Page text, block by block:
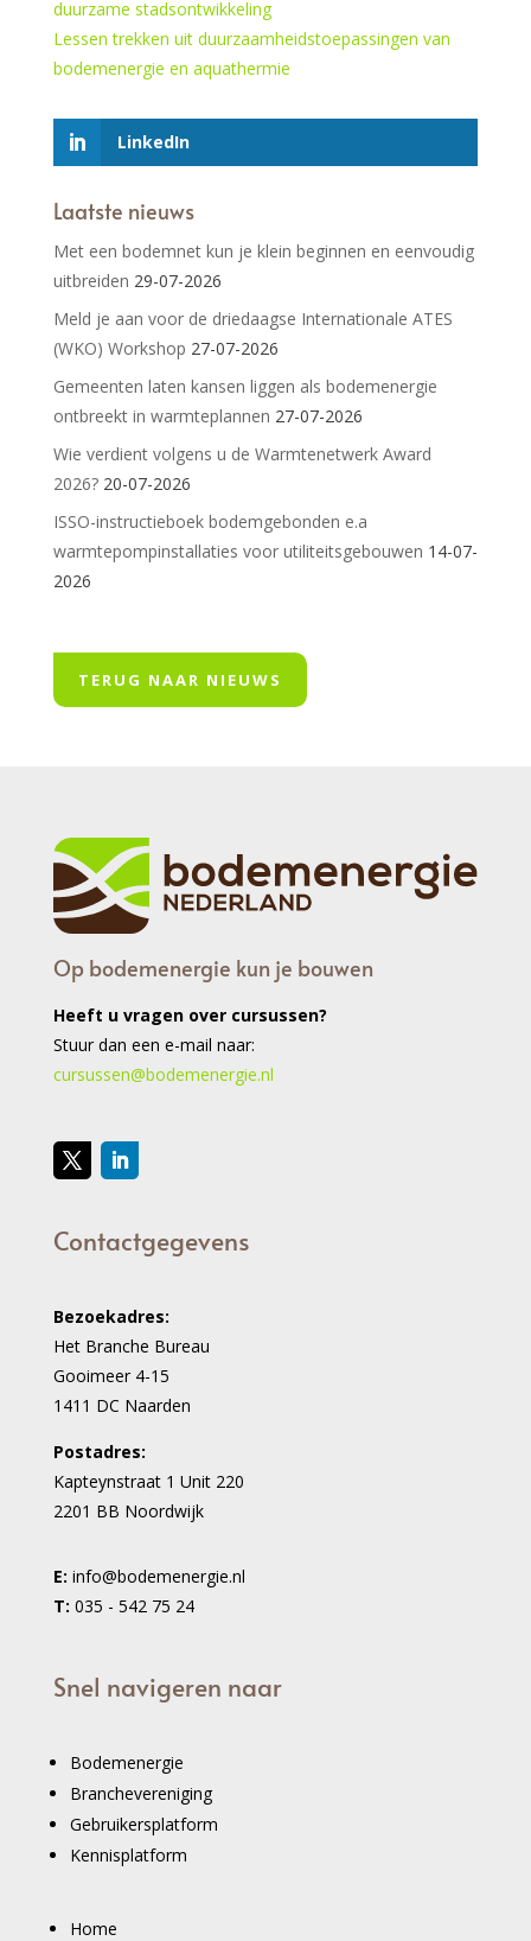
duurzame stadsontwikkeling
Lessen trekken uit duurzaamheidstoepassingen van
bodemenergie en aquathermie
LinkedIn
Laatste nieuws
Met een bodemnet kun je klein beginnen en eenvoudig
uitbreiden 29-07-2026
Meld je aan voor de driedaagse Internationale ATES
(WKO) Workshop 27-07-2026
Gemeenten laten kansen liggen als bodemenergie
ontbreekt in warmteplannen 27-07-2026
Wie verdient volgens u de Warmtenetwerk Award
2026? 20-07-2026
ISSO-instructieboek bodemgebonden e.a
warmtepompinstallaties voor utiliteitsgebouwen 14-07-
2026
TERUG NAAR NIEUWS
Op bodemenergie kun je bouwen
Heeft u vragen over cursussen?
Stuur dan een e-mail naar:
cursussen@bodemenergie.nl
Contactgegevens
Bezoekadres:
Het Branche Bureau
Gooimeer 4-15
1411 DC Naarden
Postadres:
Kapteynstraat 1 Unit 220
2201 BB Noordwijk
E: info@bodemenergie.nl
T: 035 - 542 75 24
Snel navigeren naar
Bodemenergie
Branchevereniging
Gebruikersplatform
Kennisplatform
Home